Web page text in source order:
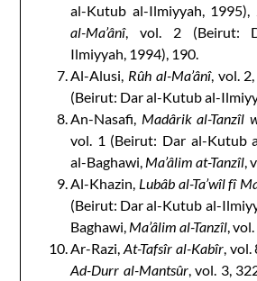
al-Kutub al-Ilmiyyah, 1995),
al-Ma’ânî, vol. 2 (Beirut:
Ilmiyyah, 1994), 190.
Al-Alusi, Rûh al-Ma’ânî, vol.
(Beirut: Dar al-Kutub al-
An-Nasafi, Madârik al-Tanzîl
vol. 1 (Beirut: Dar al-Kutub
al-Baghawi, Ma’âlim at-Tanzîl,
Al-Khazin, Lubâb al-Ta’wîl fî
(Beirut: Dar al-Kutub al-
Baghawi, Ma’âlim al-Tanzîl,
Ar-Razi,At-Tafsîr al-Kabîr, vol.
Ad-Durr al-Mantsûr, vol. 3,